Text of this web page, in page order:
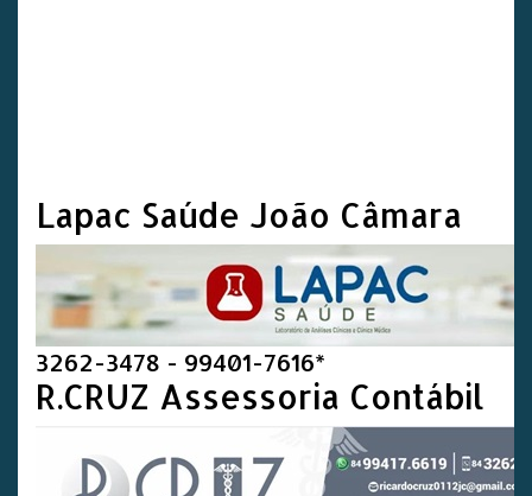
Lapac Saúde João Câmara
3262-3478 - 99401-7616*
R.CRUZ Assessoria Contábil